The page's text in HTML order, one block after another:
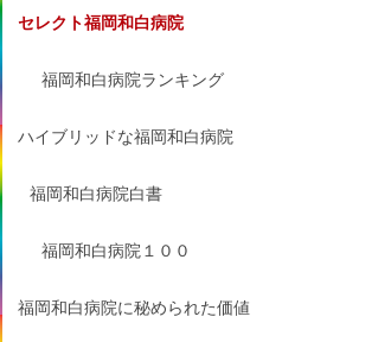
セレクト福岡和白病院
福岡和白病院ランキング
ハイブリッドな福岡和白病院
福岡和白病院白書
福岡和白病院１００
福岡和白病院に秘められた価値